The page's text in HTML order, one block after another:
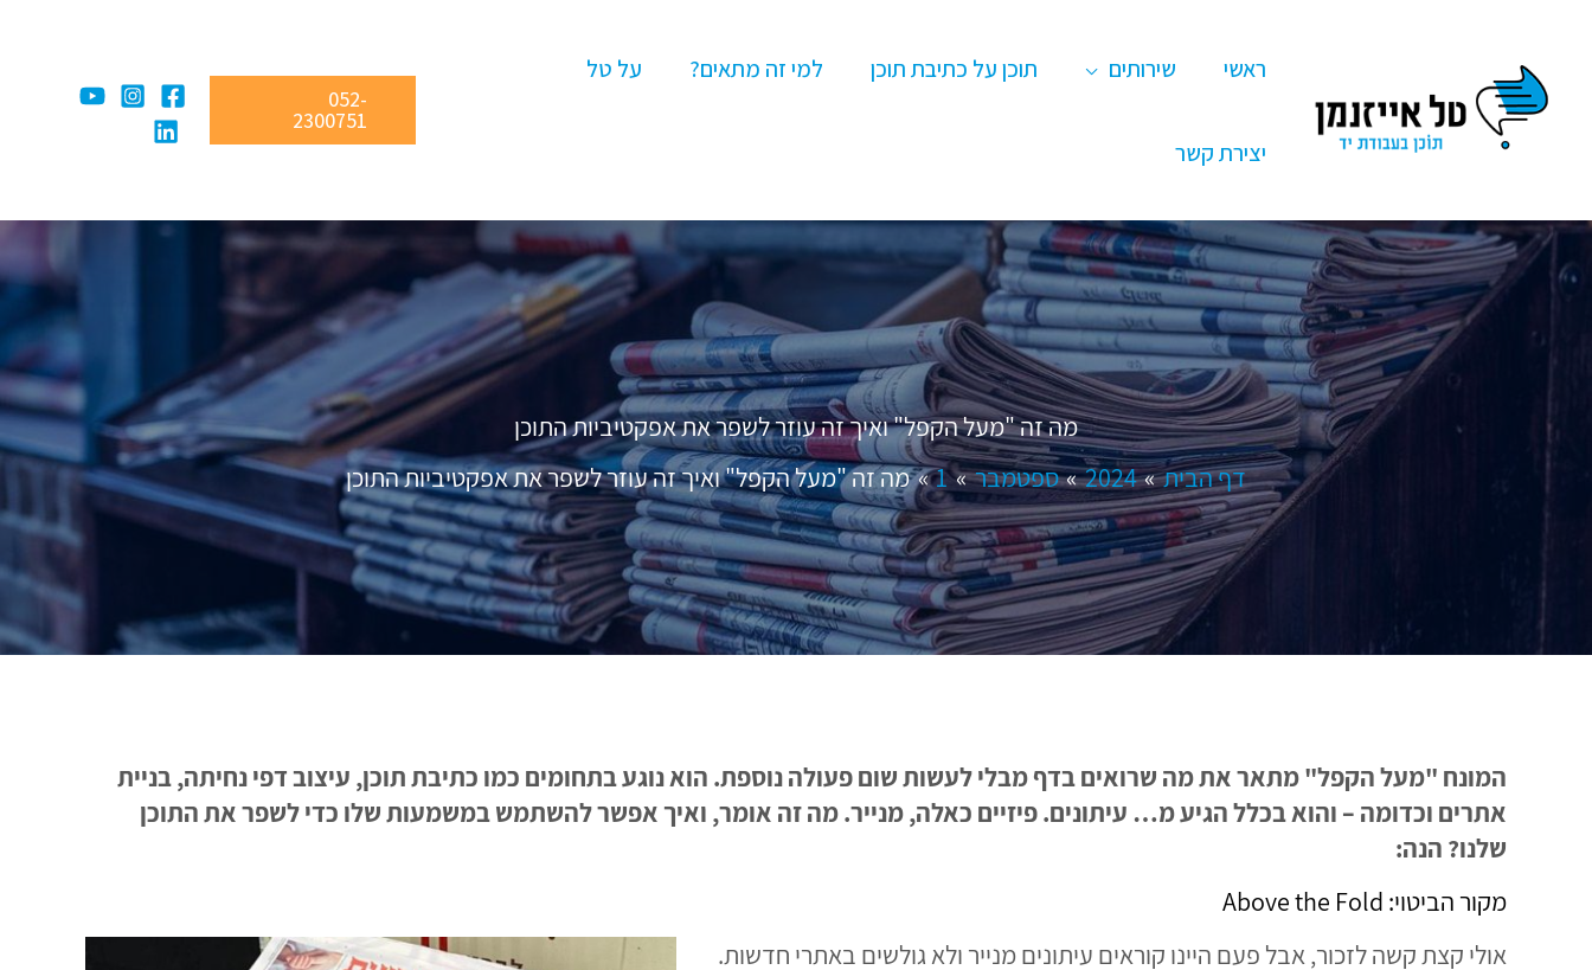
ראשי שירותים תוכן על כתיבת תוכן למי זה מתאים? על טל
יצירת קשר
052-
2300751
מה זה "מעל הקפל" ואיך זה עוזר לשפר את אפקטיביות התוכן
דף הבית
2024 ספטמבר 1 מה זה "מעל הקפל" ואיך זה עוזר לשפר את אפקטיביות התוכן
המונח "מעל הקפל" מתאר את מה שרואים בדף מבלי לעשות שום פעולה נוספת. הוא נוגע בתחומים כמו כתיבת תוכן, עיצוב דפי נחיתה, בניית
אתרים וכדומה – והוא בכלל הגיע מ… עיתונים. פיזיים כאלה, מנייר. מה זה אומר, ואיך אפשר להשתמש במשמעות שלו כדי לשפר את התוכן
שלנו? הנה:
מקור הביטוי: Above the Fold
אולי קצת קשה לזכור, אבל פעם היינו קוראים עיתונים מנייר ולא גולשים באתרי חדשות.